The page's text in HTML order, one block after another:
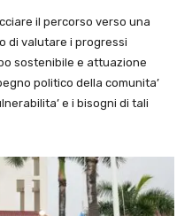
il percorso verso una
di valutare i progressi
sostenibile e attuazione
politico della comunita’
e i bisogni di tali